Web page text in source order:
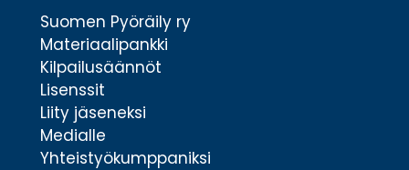
Suomen Pyöräily ry
Materiaalipankki
Kilpailusäännöt
Lisenssit
Liity jäseneksi
Medialle
Yhteistyökumppaniksi